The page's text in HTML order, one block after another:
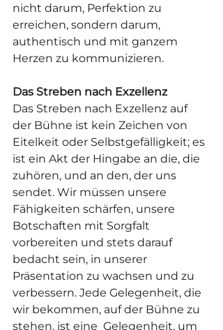
nicht darum, Perfektion zu
erreichen, sondern darum,
authentisch und mit ganzem
Herzen zu kommunizieren.
Das Streben nach Exzellenz
Das Streben nach Exzellenz auf
der Bühne ist kein Zeichen von
Eitelkeit oder Selbstgefälligkeit; es
ist ein Akt der Hingabe an die, die
zuhören, und an den, der uns
sendet. Wir müssen unsere
Fähigkeiten schärfen, unsere
Botschaften mit Sorgfalt
vorbereiten und stets darauf
bedacht sein, in unserer
Präsentation zu wachsen und zu
verbessern. Jede Gelegenheit, die
wir bekommen, auf der Bühne zu
stehen, ist eine  Gelegenheit, um